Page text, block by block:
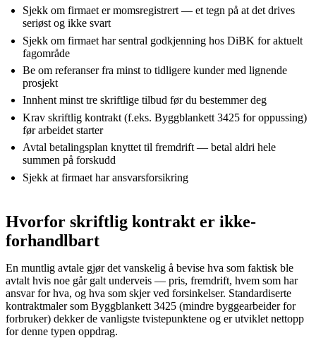
Sjekk om firmaet er momsregistrert — et tegn på at det drives
seriøst og ikke svart
Sjekk om firmaet har sentral godkjenning hos DiBK for aktuelt
fagområde
Be om referanser fra minst to tidligere kunder med lignende
prosjekt
Innhent minst tre skriftlige tilbud før du bestemmer deg
Krav skriftlig kontrakt (f.eks. Byggblankett 3425 for oppussing)
før arbeidet starter
Avtal betalingsplan knyttet til fremdrift — betal aldri hele
summen på forskudd
Sjekk at firmaet har ansvarsforsikring
Hvorfor skriftlig kontrakt er ikke-
forhandlbart
En muntlig avtale gjør det vanskelig å bevise hva som faktisk ble
avtalt hvis noe går galt underveis — pris, fremdrift, hvem som har
ansvar for hva, og hva som skjer ved forsinkelser. Standardiserte
kontraktmaler som Byggblankett 3425 (mindre byggearbeider for
forbruker) dekker de vanligste tvistepunktene og er utviklet nettopp
for denne typen oppdrag.